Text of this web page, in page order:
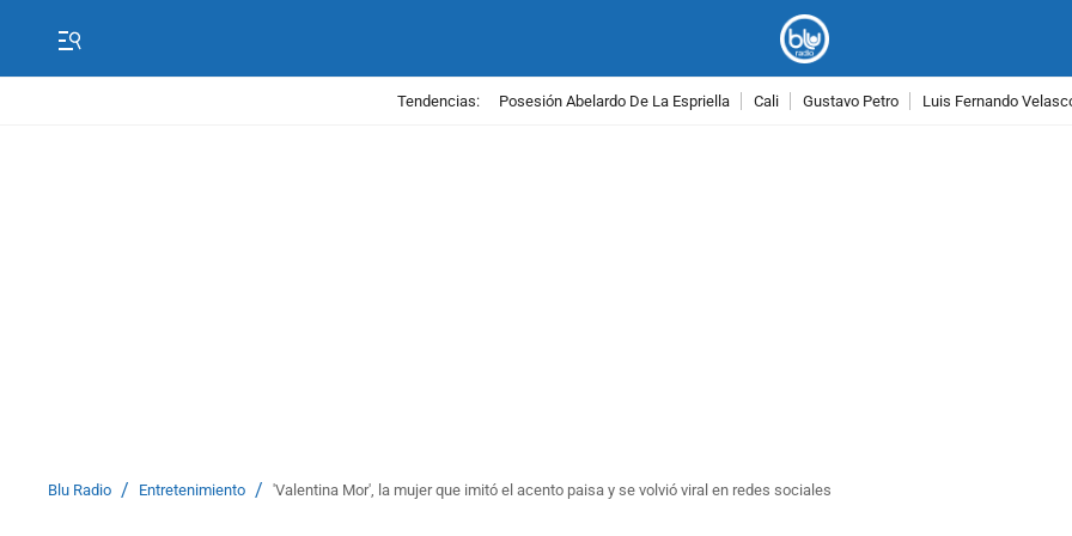
Tendencias: Posesión Abelardo De La Espriella Cali Gustavo Petro Luis Fernando
Blu Radio / Entretenimiento / 'Valentina Mor', la mujer que imitó el acento paisa y se volvió viral en redes sociales